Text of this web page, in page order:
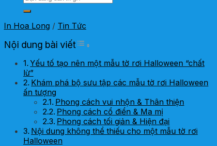
In Hoa Long / Tin Tức
Nội dung bài viết Toggle Table of Content
Yếu tố tạo nên một mẫu tờ rơi Halloween “chất
lừ”
Khám phá bộ sưu tập các mẫu tờ rơi Halloween
ấn tượng
Phong cách vui nhộn & Thân thiện
Phong cách cổ điển & Ma mị
Phong cách tối giản & Hiện đại
Nội dung không thể thiếu cho một mẫu tờ rơi
Halloween